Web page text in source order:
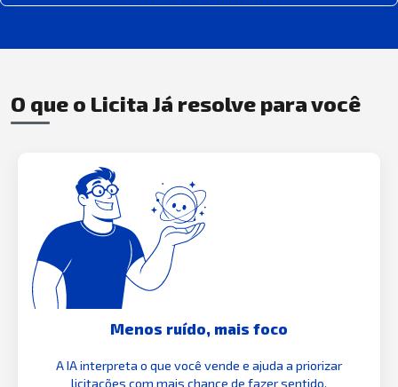
O que o Licita Já resolve para você
Menos ruído, mais foco
A IA interpreta o que você vende e ajuda a priorizar
licitações com mais chance de fazer sentido.